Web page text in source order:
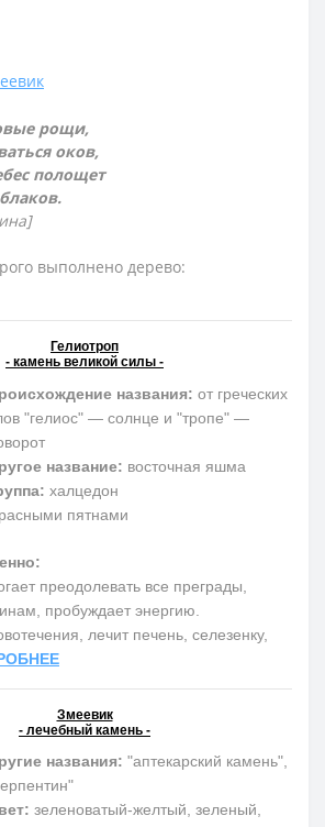
рощи,
оков,
полощет
выполнено дерево:
Гелиотроп
- камень великой силы -
названия: от греческих
"гелиос" — солнце и "тропе" —
название: восточная яшма
халцедон
пятнами
преодолевать все преграды,
пробуждает энергию.
лечит печень, селезенку,
Змеевик
- лечебный камень -
названия: "аптекарский камень",
зеленоватый-желтый, зеленый,